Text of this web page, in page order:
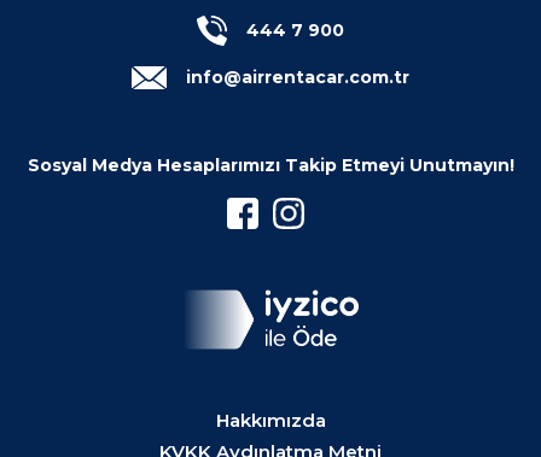
444 7 900
info@airrentacar.com.tr
Sosyal Medya Hesaplarımızı Takip Etmeyi Unutmayın!
Hakkımızda
KVKK Aydınlatma Metni